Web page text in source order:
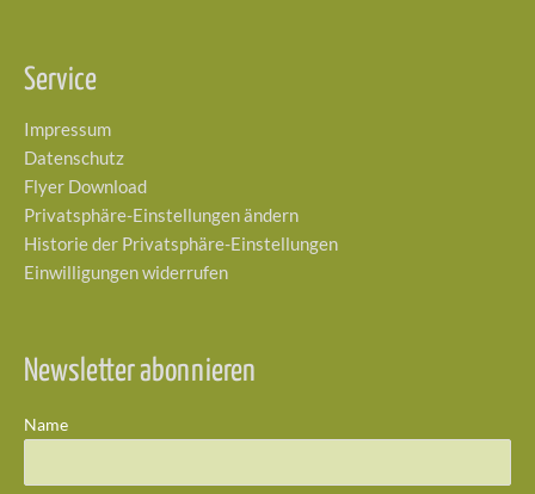
Service
Impressum
Datenschutz
Flyer Download
Privatsphäre-Einstellungen ändern
Historie der Privatsphäre-Einstellungen
Einwilligungen widerrufen
Newsletter abonnieren
Name